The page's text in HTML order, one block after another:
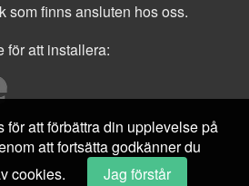
som finns ansluten hos oss.
för att installera:
för att förbättra din upplevelse på
att fortsätta godkänner du
cookies.
Jag förstår